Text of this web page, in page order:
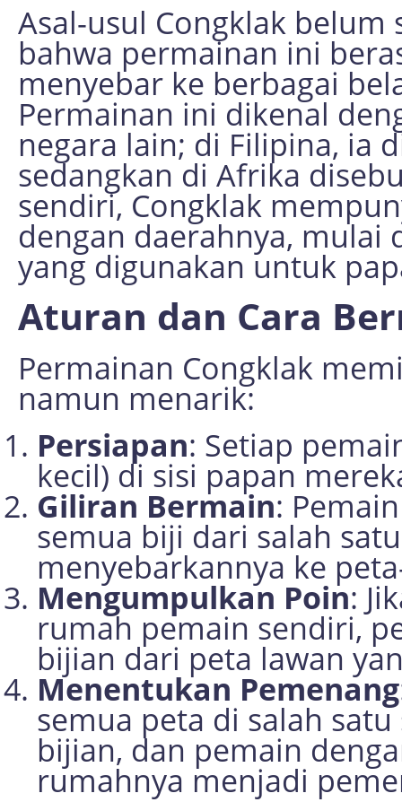
Asal-usul Congklak
bahwa permainan ini
menyebar ke berbagai
Permainan ini dikenal
negara lain; di Filipina, ia
sedangkan di Afrika
sendiri, Congklak
dengan daerahnya, mulai
yang digunakan untuk
Aturan dan Cara
Permainan Congklak
namun menarik:
Persiapan: Setiap
kecil) di sisi papan
Giliran Bermain:
semua biji dari salah
menyebarkannya ke
Mengumpulkan Poin:
rumah pemain sendiri,
bijian dari peta lawan
Menentukan Pemenang
semua peta di salah
bijian, dan pemain
rumahnya menjadi